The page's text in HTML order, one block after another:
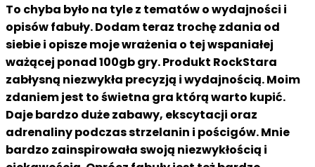
To chyba było na tyle z tematów o wydajności i
opisów fabuły. Dodam teraz trochę zdania od
siebie i opisze moje wrażenia o tej wspaniałej
ważącej ponad 100gb gry. Produkt RockStara
zabłysną niezwykła precyzją i wydajnością. Moim
zdaniem jest to świetna gra którą warto kupić.
Daje bardzo duże zabawy, ekscytacji oraz
adrenaliny podczas strzelanin i pościgów. Mnie
bardzo zainspirowała swoją niezwykłością i